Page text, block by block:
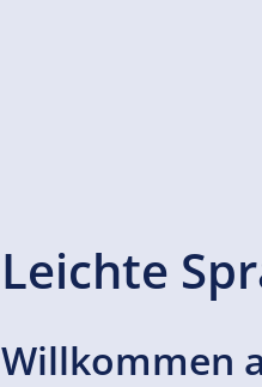
Leichte
Willkommen